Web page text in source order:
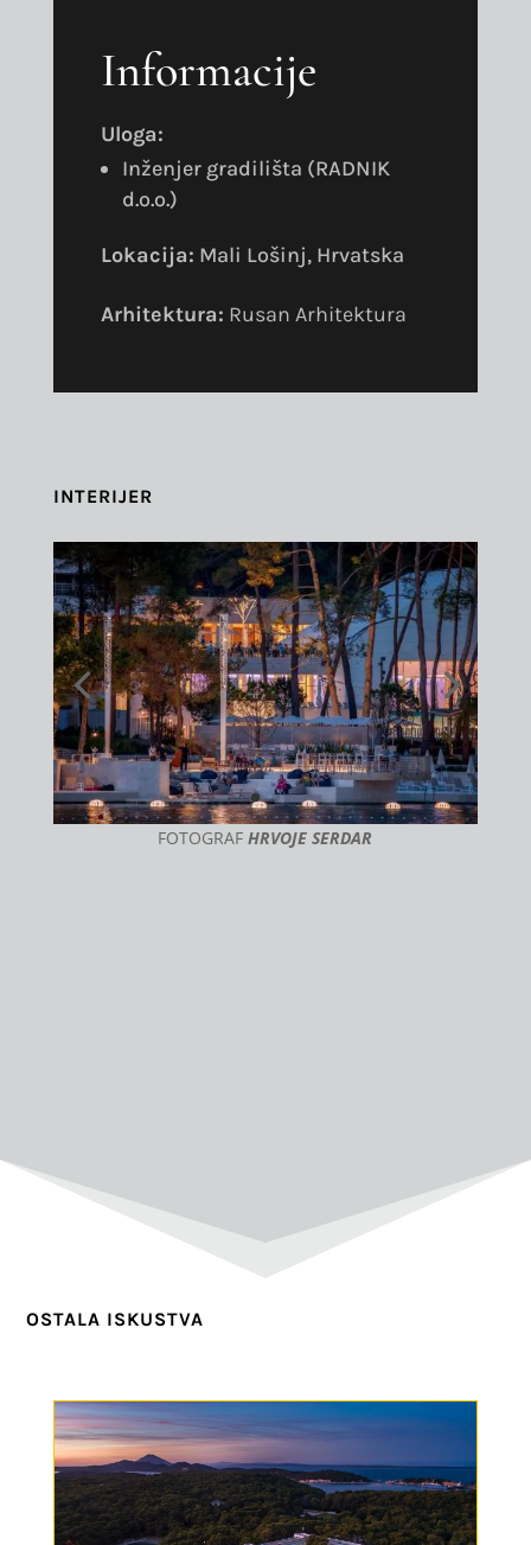
Informacije
Uloga:
Inženjer gradilišta (RADNIK
d.o.o.)
Lokacija: Mali Lošinj, Hrvatska
Arhitektura: Rusan Arhitektura
INTERIJER
FOTOGRAFHRVOJE SERDAR
OSTALA ISKUSTVA